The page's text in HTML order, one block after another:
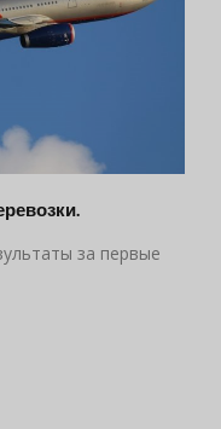
за первые